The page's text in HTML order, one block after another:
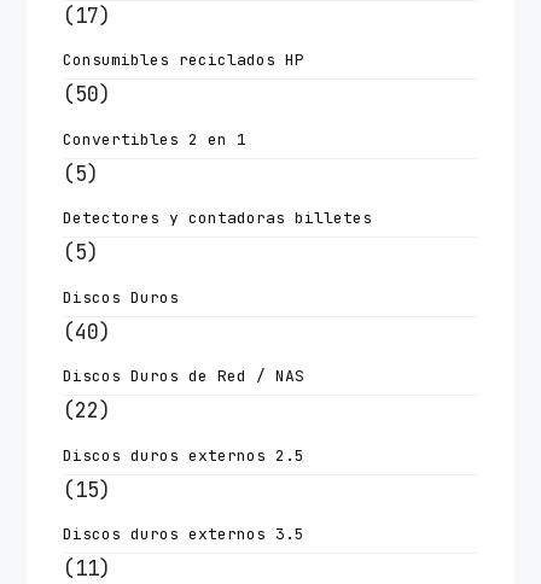
(17)
Consumibles reciclados HP
(50)
Convertibles 2 en 1
(5)
Detectores y contadoras billetes
(5)
Discos Duros
(40)
Discos Duros de Red / NAS
(22)
Discos duros externos 2.5
(15)
Discos duros externos 3.5
(11)